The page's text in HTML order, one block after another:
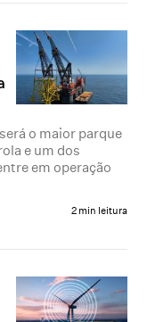
o maior parque
e um dos
em operação
2 min leitura